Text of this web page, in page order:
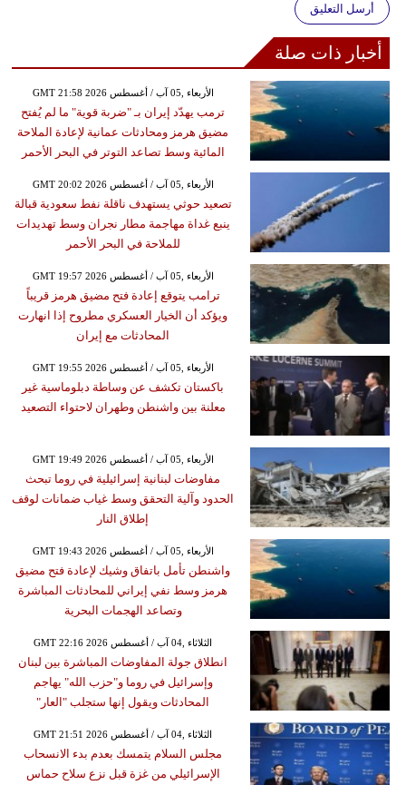
أرسل التعليق
أخبار ذات صلة
GMT 21:58 2026 الأربعاء ,05 آب / أغسطس
ترمب يهدّد إيران بـ "ضربة قوية" ما لم يُفتح
مضيق هرمز ومحادثات عمانية لإعادة الملاحة
المائية وسط تصاعد التوتر في البحر الأحمر
GMT 20:02 2026 الأربعاء ,05 آب / أغسطس
تصعيد حوثي يستهدف ناقلة نفط سعودية قبالة
ينبع غداة مهاجمة مطار نجران وسط تهديدات
للملاحة في البحر الأحمر
GMT 19:57 2026 الأربعاء ,05 آب / أغسطس
ترامب يتوقع إعادة فتح مضيق هرمز قريباً
ويؤكد أن الخيار العسكري مطروح إذا انهارت
المحادثات مع إيران
GMT 19:55 2026 الأربعاء ,05 آب / أغسطس
باكستان تكشف عن وساطة دبلوماسية غير
معلنة بين واشنطن وطهران لاحتواء التصعيد
GMT 19:49 2026 الأربعاء ,05 آب / أغسطس
مفاوضات لبنانية إسرائيلية في روما تبحث
الحدود وآلية التحقق وسط غياب ضمانات لوقف
إطلاق النار
GMT 19:43 2026 الأربعاء ,05 آب / أغسطس
واشنطن تأمل باتفاق وشيك لإعادة فتح مضيق
هرمز وسط نفي إيراني للمحادثات المباشرة
وتصاعد الهجمات البحرية
GMT 22:16 2026 الثلاثاء ,04 آب / أغسطس
انطلاق جولة المفاوضات المباشرة بين لبنان
وإسرائيل في روما و"حزب الله" يهاجم
المحادثات ويقول إنها ستجلب "العار"
GMT 21:51 2026 الثلاثاء ,04 آب / أغسطس
مجلس السلام يتمسك بعدم بدء الانسحاب
الإسرائيلي من غزة قبل نزع سلاح حماس